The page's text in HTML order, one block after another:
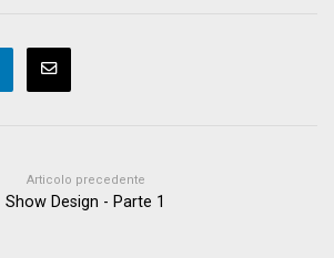
Articolo precedente
Show Design - Parte 1